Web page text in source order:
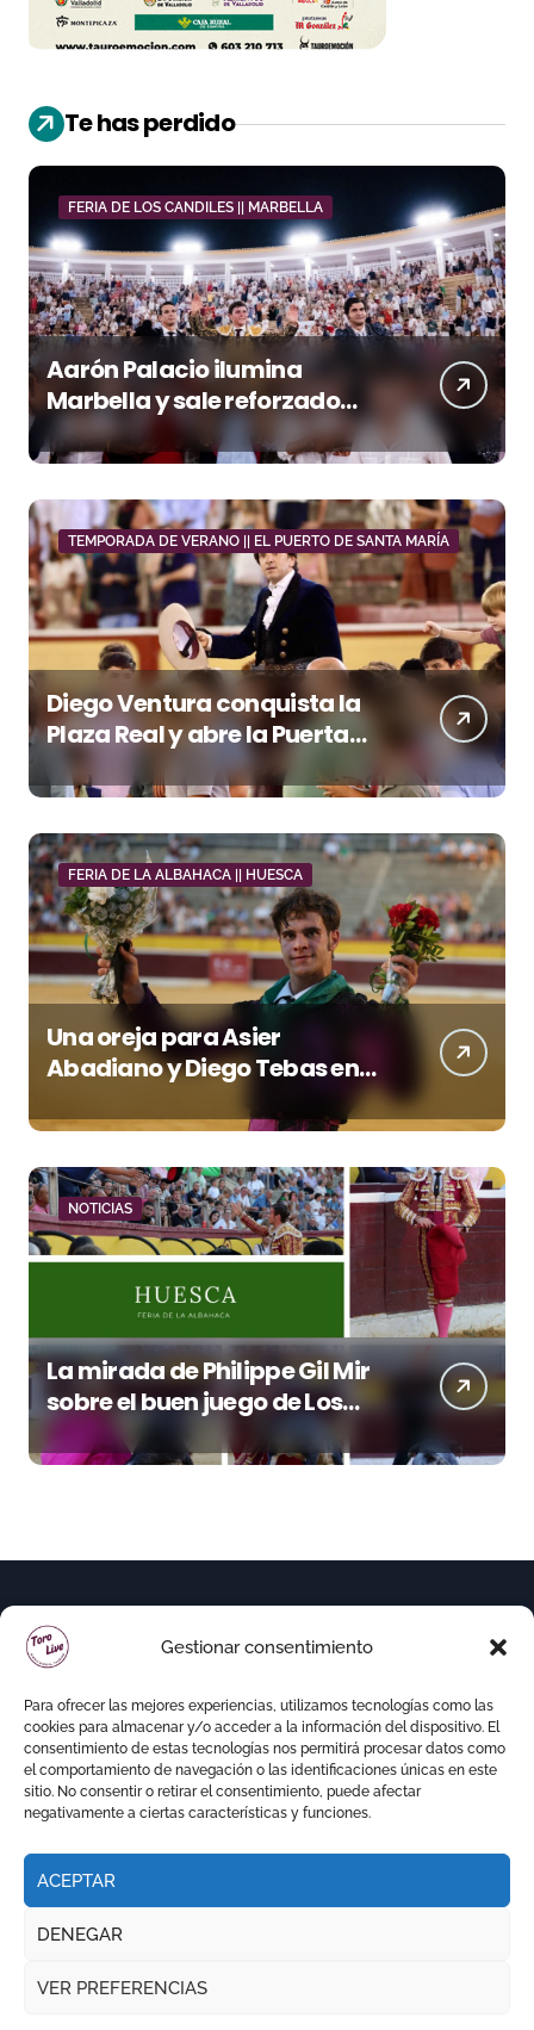
Gestionar consentimiento
Para ofrecer las mejores experiencias, utilizamos tecnologías como las
cookies para almacenar y/o acceder a la información del dispositivo. El
consentimiento de estas tecnologías nos permitirá procesar datos como
el comportamiento de navegación o las identificaciones únicas en este
sitio. No consentir o retirar el consentimiento, puede afectar
negativamente a ciertas características y funciones.
ACEPTAR
DENEGAR
VER PREFERENCIAS
Te has perdido
FERIA DE LOS CANDILES || MARBELLA
Aarón Palacio ilumina
Marbella y sale reforzado
junto a Manzanares y
Morante
TEMPORADA DE VERANO || EL PUERTO DE SANTA MARÍA
Diego Ventura conquista la
Plaza Real y abre la Puerta
Grande en El Puerto
FERIA DE LA ALBAHACA || HUESCA
Una oreja para Asier
Abadiano y Diego Tebas en
una apertura de la Albahaca
marcada por el buen juego
de Los Maños
NOTICIAS
La mirada de Philippe Gil Mir
sobre el buen juego de Los
Maños en el arranque de
Huesca
Copyright © Todos los derechos reservados